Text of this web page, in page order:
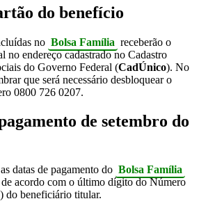
do benefício
no Bolsa Família receberão o
no endereço cadastrado no Cadastro
do Governo Federal (CadÚnico). No
que será necessário desbloquear o
0800 726 0207.
de setembro do
datas de pagamento do Bolsa Família
de acordo com o último dígito do Número
do beneficiário titular.